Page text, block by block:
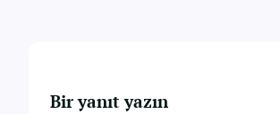
Bir yanıt yazın